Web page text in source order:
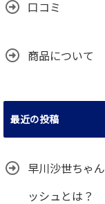
口コミ
商品について
最近の投稿
早川沙世ちゃ
ッシュとは？